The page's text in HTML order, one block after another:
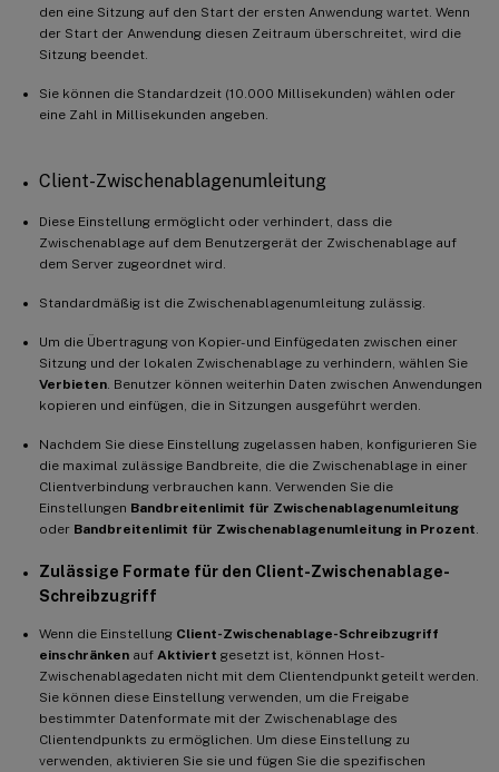
den eine Sitzung auf den Start der ersten Anwendung wartet. Wenn
der Start der Anwendung diesen Zeitraum überschreitet, wird die
Sitzung beendet.
Sie können die Standardzeit (10.000 Millisekunden) wählen oder
eine Zahl in Millisekunden angeben.
Client-Zwischenablagenumleitung
Diese Einstellung ermöglicht oder verhindert, dass die
Zwischenablage auf dem Benutzergerät der Zwischenablage auf
dem Server zugeordnet wird.
Standardmäßig ist die Zwischenablagenumleitung zulässig.
Um die Übertragung von Kopier- und Einfügedaten zwischen einer
Sitzung und der lokalen Zwischenablage zu verhindern, wählen Sie
Verbieten . Benutzer können weiterhin Daten zwischen Anwendungen
kopieren und einfügen, die in Sitzungen ausgeführt werden.
Nachdem Sie diese Einstellung zugelassen haben, konfigurieren Sie
die maximal zulässige Bandbreite, die die Zwischenablage in einer
Clientverbindung verbrauchen kann. Verwenden Sie die
Einstellungen Bandbreitenlimit für Zwischenablagenumleitung
oder Bandbreitenlimit für Zwischenablagenumleitung in Prozent
Zulässige Formate für den Client-Zwischenablage-
Schreibzugriff
Wenn die Einstellung Client-Zwischenablage-Schreibzugriff
einschränken auf Aktiviert gesetzt ist, können Host-
Zwischenablagedaten nicht mit dem Clientendpunkt geteilt werden.
Sie können diese Einstellung verwenden, um die Freigabe
bestimmter Datenformate mit der Zwischenablage des
Clientendpunkts zu ermöglichen. Um diese Einstellung zu
verwenden, aktivieren Sie sie und fügen Sie die spezifischen